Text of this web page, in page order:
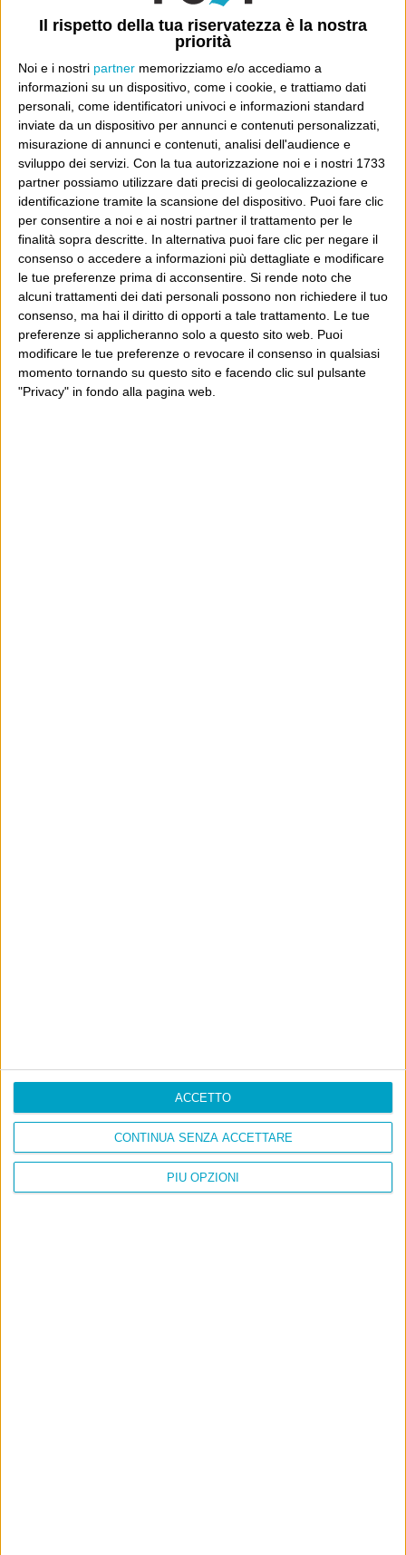
Il rispetto della tua riservatezza è la nostra
priorità
Noi e i nostri partner memorizziamo e/o accediamo a
informazioni su un dispositivo, come i cookie, e trattiamo dati
personali, come identificatori univoci e informazioni standard
inviate da un dispositivo per annunci e contenuti personalizzati,
misurazione di annunci e contenuti, analisi dell'audience e
sviluppo dei servizi. Con la tua autorizzazione noi e i nostri 1733
partner possiamo utilizzare dati precisi di geolocalizzazione e
identificazione tramite la scansione del dispositivo. Puoi fare clic
per consentire a noi e ai nostri partner il trattamento per le
finalità sopra descritte. In alternativa puoi fare clic per negare il
consenso o accedere a informazioni più dettagliate e modificare
le tue preferenze prima di acconsentire. Si rende noto che
alcuni trattamenti dei dati personali possono non richiedere il tuo
consenso, ma hai il diritto di opporti a tale trattamento. Le tue
preferenze si applicheranno solo a questo sito web. Puoi
modificare le tue preferenze o revocare il consenso in qualsiasi
momento tornando su questo sito e facendo clic sul pulsante
"Privacy" in fondo alla pagina web.
PIÙ OPZIONI
CONTINUA SENZA ACCETTARE
ACCETTO
Vacci piano POST SUCCESSIVO
Pulizie domenicali
E per i regali di Natale